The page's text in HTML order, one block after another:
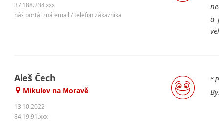
37.188.234.xxx
náš portál zná email / telefon zákazníka
a
Aleš Čech
Mikulov na Moravě
13.10.2022
84.19.91.xxx